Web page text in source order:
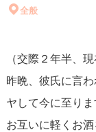
全般
（交際２年半、
昨晩、彼氏に言
ヤして今に至りま
お互いに軽くお